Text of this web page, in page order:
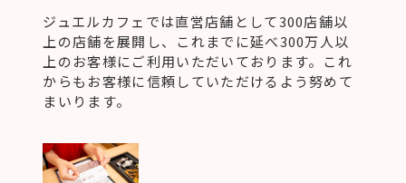
ジュエルカフェでは直営店舗として300店舗以
上の店舗を展開し、これまでに延べ300万人以
上のお客様にご利用いただいております。これ
からもお客様に信頼していただけるよう努めて
まいります。